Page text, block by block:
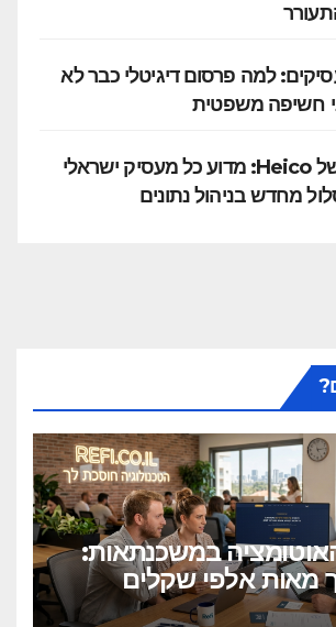
למה פרסום דיגיטלי כבר לא
חשיפה משפטית
ניתוח המקרה של Heico: מדוע כל מעסיק ישראלי
מחדש בניהול נתונים
במשכנתאות:
מאות אלפי שקלים